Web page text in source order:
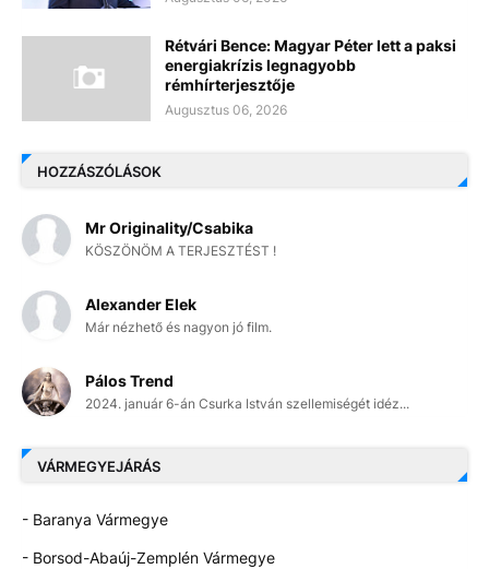
Rétvári Bence: Magyar Péter lett a paksi
energiakrízis legnagyobb
rémhírterjesztője
Augusztus 06, 2026
HOZZÁSZÓLÁSOK
Mr Originality/Csabika
KÖSZÖNÖM A TERJESZTÉST !
Alexander Elek
Már nézhető és nagyon jó film.
Pálos Trend
2024. január 6-án Csurka István szellemiségét idéz...
VÁRMEGYEJÁRÁS
- Baranya Vármegye
- Borsod-Abaúj-Zemplén Vármegye